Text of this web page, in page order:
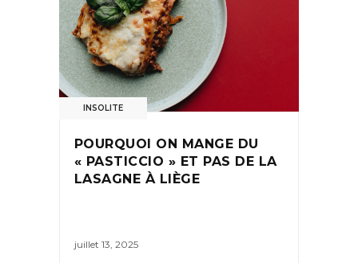
INSOLITE
POURQUOI ON MANGE DU
« PASTICCIO » ET PAS DE LA
LASAGNE À LIÈGE
juillet 13, 2025